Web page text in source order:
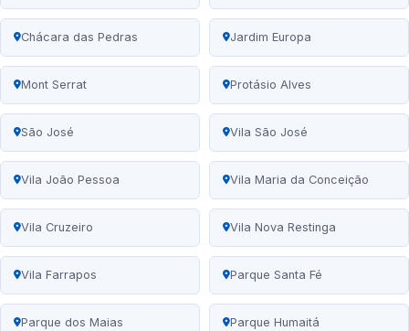
Chácara das Pedras Jardim Europa
Mont Serrat Protásio Alves
São José Vila São José
Vila João Pessoa Vila Maria da Conceição
Vila Cruzeiro Vila Nova Restinga
Vila Farrapos Parque Santa Fé
Parque dos Maias Parque Humaitá